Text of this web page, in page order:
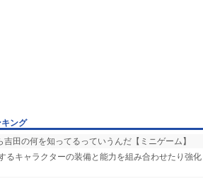
キング
吉田の何を知ってるっていうんだ【ミニゲーム】
るキャラクターの装備と能力を組み合わせたり強